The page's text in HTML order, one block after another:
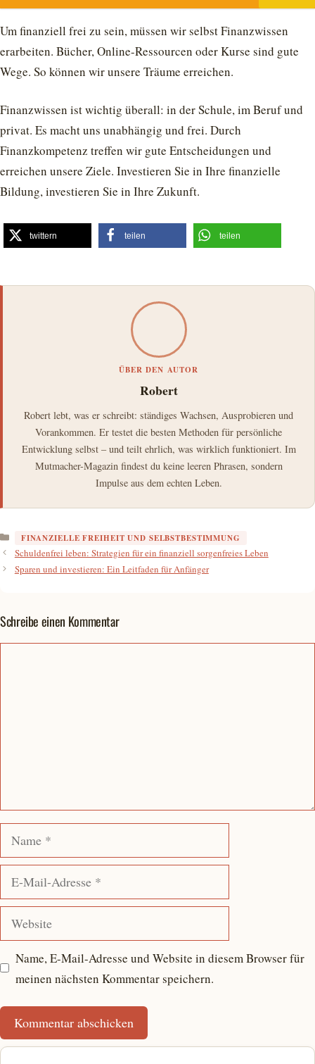
Um finanziell frei zu sein, müssen wir selbst Finanzwissen
erarbeiten. Bücher, Online-Ressourcen oder Kurse sind gute
Wege. So können wir unsere Träume erreichen.
Finanzwissen ist wichtig überall: in der Schule, im Beruf und
privat. Es macht uns unabhängig und frei. Durch
Finanzkompetenz treffen wir gute Entscheidungen und
erreichen unsere Ziele. Investieren Sie in Ihre finanzielle
Bildung, investieren Sie in Ihre Zukunft.
twittern teilen teilen
ÜBER DEN AUTOR
Robert
Robert lebt, was er schreibt: ständiges Wachsen, Ausprobieren und
Vorankommen. Er testet die besten Methoden für persönliche
Entwicklung selbst – und teilt ehrlich, was wirklich funktioniert. Im
Mutmacher-Magazin findest du keine leeren Phrasen, sondern
Impulse aus dem echten Leben.
Kategorien
FINANZIELLE FREIHEIT UND SELBSTBESTIMMUNG
Schuldenfrei leben: Strategien für ein finanziell sorgenfreies Leben
Sparen und investieren: Ein Leitfaden für Anfänger
Schreibe einen Kommentar
Name
Mail-
Website
Name, E-Mail-Adresse und Website in diesem Browser für
meinen nächsten Kommentar speichern.